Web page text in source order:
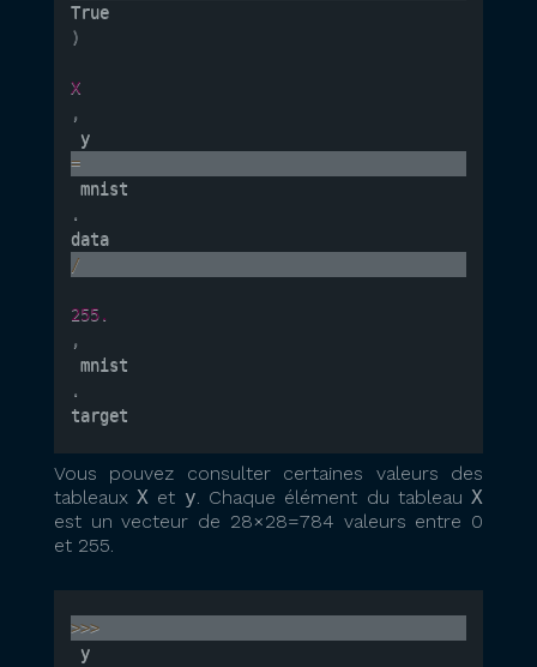
True
)
X
,
y
=
mnist
.
data
/
255.
,
mnist
.
target
Vous pouvez consulter certaines valeurs des
tableauxX et y. Chaque élément du tableauX
est un vecteur de 28×28=784 valeurs entre 0
et 255.
>>>
y